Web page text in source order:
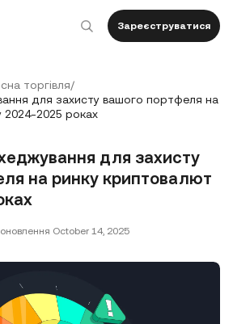
Зареєструватися
торгівля/
для захисту вашого портфеля на
2024-2025 роках
для захисту
на ринку криптовалют
October 14, 2025